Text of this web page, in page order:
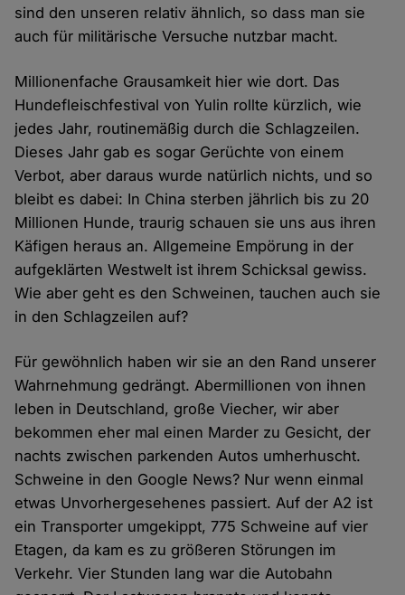
sind den unseren relativ ähnlich, so dass man sie
auch für militärische Versuche nutzbar macht.
Millionenfache Grausamkeit hier wie dort. Das
Hundefleischfestival von Yulin rollte kürzlich, wie
jedes Jahr, routinemäßig durch die Schlagzeilen.
Dieses Jahr gab es sogar Gerüchte von einem
Verbot, aber daraus wurde natürlich nichts, und so
bleibt es dabei: In China sterben jährlich bis zu 20
Millionen Hunde, traurig schauen sie uns aus ihren
Käfigen heraus an. Allgemeine Empörung in der
aufgeklärten Westwelt ist ihrem Schicksal gewiss.
Wie aber geht es den Schweinen, tauchen auch sie
in den Schlagzeilen auf?
Für gewöhnlich haben wir sie an den Rand unserer
Wahrnehmung gedrängt. Abermillionen von ihnen
leben in Deutschland, große Viecher, wir aber
bekommen eher mal einen Marder zu Gesicht, der
nachts zwischen parkenden Autos umherhuscht.
Schweine in den Google News? Nur wenn einmal
etwas Unvorhergesehenes passiert. Auf der A2 ist
ein Transporter umgekippt, 775 Schweine auf vier
Etagen, da kam es zu größeren Störungen im
Verkehr. Vier Stunden lang war die Autobahn